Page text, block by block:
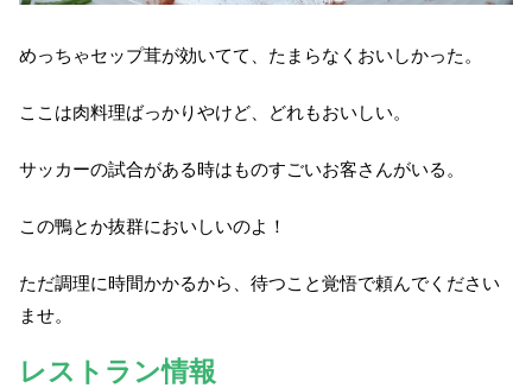
めっちゃセップ茸が効いてて、たまらなくおいしかった。
ここは肉料理ばっかりやけど、どれもおいしい。
サッカーの試合がある時はものすごいお客さんがいる。
この鴨とか抜群においしいのよ！
ただ調理に時間かかるから、待つこと覚悟で頼んでください
ませ。
レストラン情報